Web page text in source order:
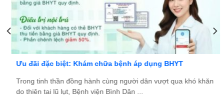
Ưu đãi đặc biệt: Khám chữa bệnh áp dụng BHYT
Trong tinh thần đồng hành cùng người dân vượt qua khó khăn
do thiên tai lũ lụt, Bệnh viện Bình Dân ...